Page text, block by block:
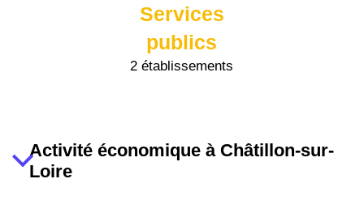
Services
publics
2 établissements
Activité économique à Châtillon-sur-
Loire